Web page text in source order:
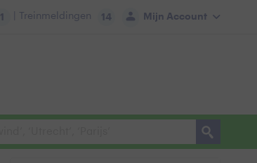
Mijn Account
1 | Treinmeldingen 14